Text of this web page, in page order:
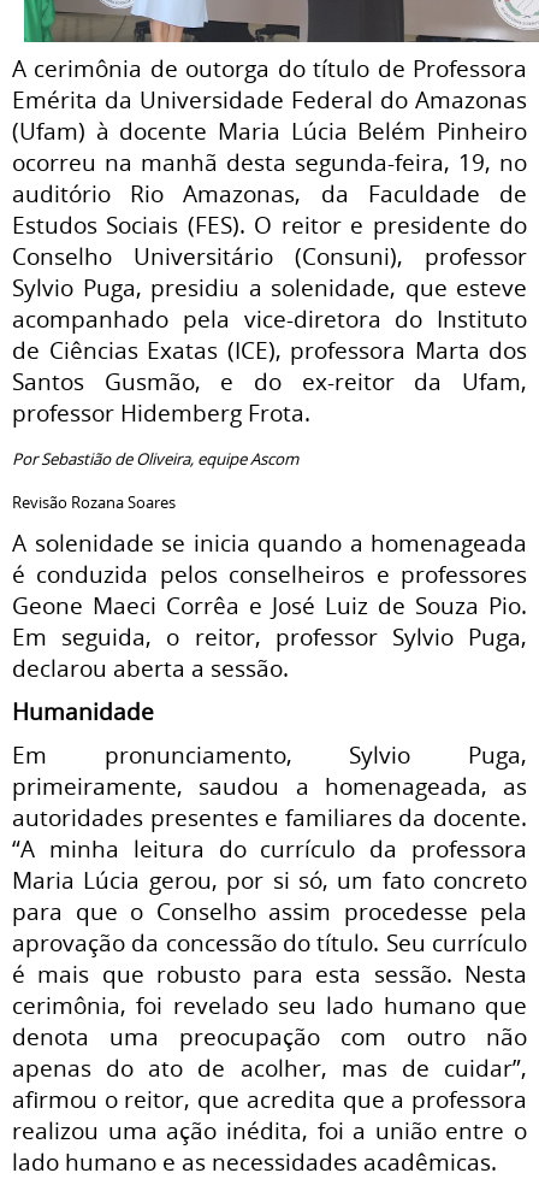
A cerimônia de outorga do título de Professora
Emérita da Universidade Federal do Amazonas
(Ufam) à docente Maria Lúcia Belém Pinheiro
ocorreu na manhã desta segunda-feira, 19, no
auditório Rio Amazonas, da Faculdade de
Estudos Sociais (FES). O reitor e presidente do
Conselho Universitário (Consuni), professor
Sylvio Puga, presidiu a solenidade, que esteve
acompanhado pela vice-diretora do Instituto
de Ciências Exatas (ICE), professora Marta dos
Santos Gusmão, e do ex-reitor da Ufam,
professor Hidemberg Frota.
Por Sebastião de Oliveira, equipe Ascom
Revisão Rozana Soares
A solenidade se inicia quando a homenageada
é conduzida pelos conselheiros e professores
Geone Maeci Corrêa e José Luiz de Souza Pio.
Em seguida, o reitor, professor Sylvio Puga,
declarou aberta a sessão.
Humanidade
Em pronunciamento, Sylvio Puga,
primeiramente, saudou a homenageada, as
autoridades presentes e familiares da docente.
“A minha leitura do currículo da professora
Maria Lúcia gerou, por si só, um fato concreto
para que o Conselho assim procedesse pela
aprovação da concessão do título. Seu currículo
é mais que robusto para esta sessão. Nesta
cerimônia, foi revelado seu lado humano que
denota uma preocupação com outro não
apenas do ato de acolher, mas de cuidar”,
afirmou o reitor, que acredita que a professora
realizou uma ação inédita, foi a união entre o
lado humano e as necessidades acadêmicas.